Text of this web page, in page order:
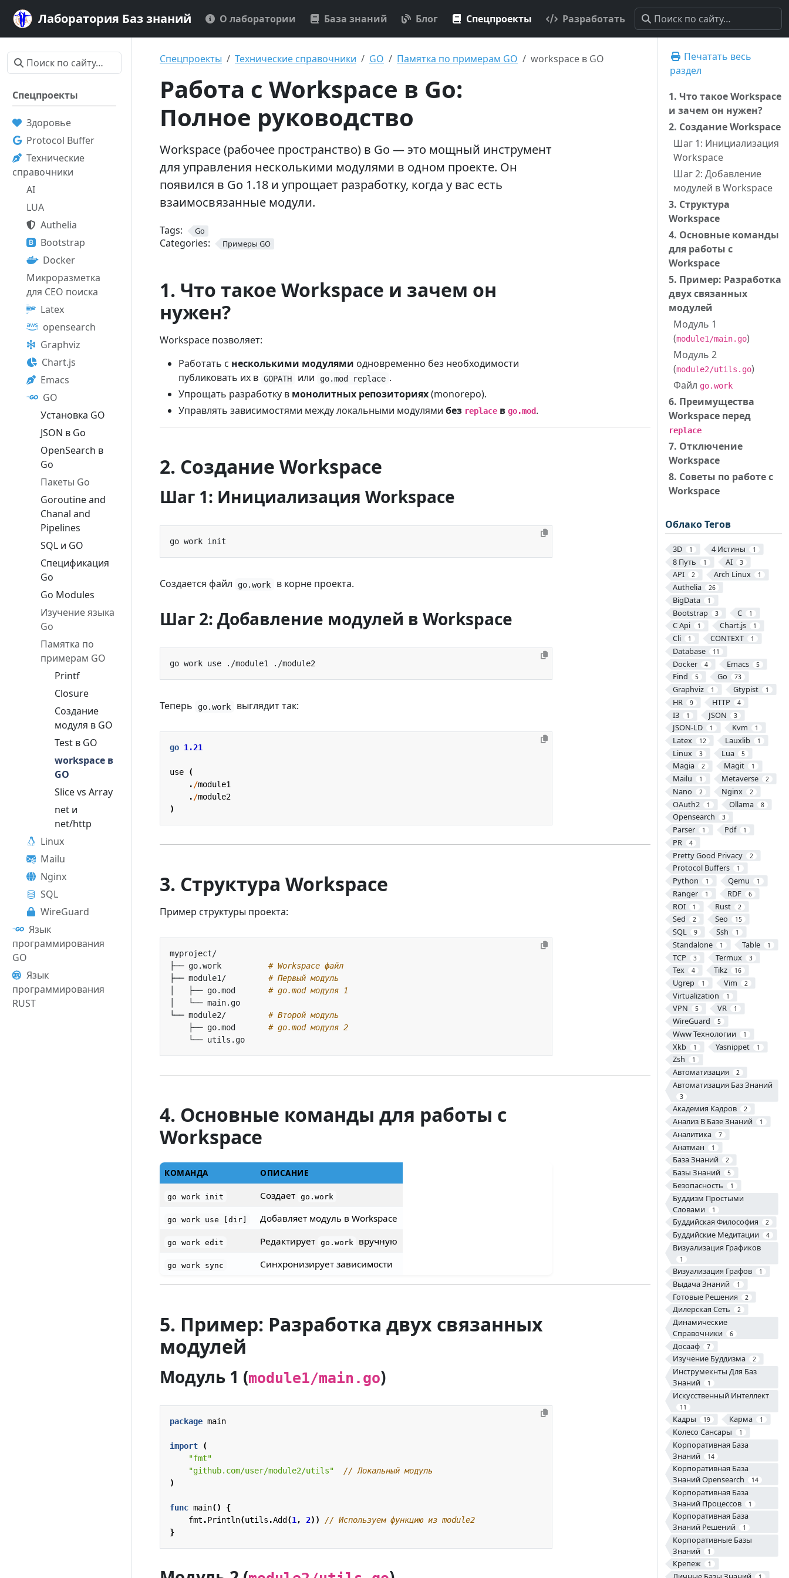
Лаборатория Баз знаний О лаборатории База знаний Блог Спецпроекты Разработать
Спецпроекты
Здоровье
Protocol Buffer
Технические
справочники
AI
LUA
Authelia
Bootstrap
Docker
Микроразметка
для СЕО поиска
Latex
opensearch
Graphviz
Chart.js
Emacs
GO
Установка GO
JSON в Go
OpenSearch в
Go
Пакеты Go
Goroutine and
Chanal and
Pipelines
SQL и GO
Спецификация
Go
Go Modules
Изучение языка
Go
Памятка по
примерам GO
Printf
Closure
Создание
модуля в GO
Test в GO
workspace в
GO
Slice vs Array
net и
net/http
Linux
Mailu
Nginx
SQL
WireGuard
Язык
программирования
GO
Язык
программирования
RUST
Печатать весь
раздел
1. Что такое Workspace
и зачем он нужен?
2. Создание Workspace
Шаг 1: Инициализация
Workspace
Шаг 2: Добавление
модулей в Workspace
3. Структура
Workspace
4. Основные команды
для работы с
Workspace
5. Пример: Разработка
двух связанных
модулей
Модуль 1
(module1/main.go)
Модуль 2
(module2/utils.go)
Файл go.work
6. Преимущества
Workspace перед
replace
7. Отключение
Workspace
8. Советы по работе с
Workspace
Облако Тегов
3D 1 4 Истины 1
8 Путь 1 AI 3
API 2 Arch Linux 1
Authelia 26
BigData 1
Bootstrap 3 C 1
C Api 1 Chart.js 1
Cli 1 CONTEXT 1
Database 11
Docker 4 Emacs 5
Find 5 Go 73
Graphviz 1 Gtypist 1
HR 9 HTTP 4
I3 1 JSON 3
JSON-LD 1 Kvm 1
Latex 12 Lauxlib 1
Linux 3 Lua 5
Magia 2 Magit 1
Mailu 1 Metaverse 2
Nano 2 Nginx 2
OAuth2 1 Ollama 8
Opensearch 3
Parser 1 Pdf 1
PR 4
Pretty Good Privacy 2
Protocol Buffers 1
Python 1 Qemu 1
Ranger 1 RDF 6
ROI 1 Rust 2
Sed 2 Seo 15
SQL 9 Ssh 1
Standalone 1 Table 1
TCP 3 Termux 3
Tex 4 Tikz 16
Ugrep 1 Vim 2
Virtualization 1
VPN 5 VR 1
WireGuard 5
Www Технологии 1
Xkb 1 Yasnippet 1
Zsh 1
Автоматизация 2
Автоматизация Баз Знаний
3
Академия Кадров 2
Анализ В Базе Знаний 1
Аналитика 7
Анатман 1
База Знаний 2
Базы Знаний 5
Безопасность 1
Буддизм Простыми
Словами
1
Буддийская Философия 2
Буддийские Медитации 4
Визуализация Графиков
1
Визуализация Графов 1
Выдача Знаний 1
Готовые Решения 2
Дилерская Сеть 2
Динамические
Справочники
6
Досааф 7
Изучение Буддизма 2
Инструмекнты Для Баз
Знаний
1
Искусственный Интеллект
11
Кадры 19 Карма 1
Колесо Сансары 1
Корпоративная База
Знаний
14
Корпоративная База
Знаний Opensearch
14
Корпоративная База
Знаний Процессов
1
Корпоративная База
Знаний Решений
1
Корпоративные Базы
Знаний
1
Крепеж 1
Спецпроекты Технические справочники GO Памятка по примерам GO workspace в GO
Работа с Workspace в Go:
Полное руководство
Workspace (рабочее пространство) в Go — это мощный инструмент
для управления несколькими модулями в одном проекте. Он
появился в Go 1.18 и упрощает разработку, когда у вас есть
взаимосвязанные модули.
Tags: Go
Categories: Примеры GO
1. Что такое Workspace и зачем он
нужен?
Workspace позволяет:
Работать с несколькими модулями одновременно без необходимости
публиковать их в GOPATH или go.mod replace .
Упрощать разработку в монолитных репозиториях(monorepo).
Управлять зависимостями между локальными модулями без replace в go.mod.
2. Создание Workspace
Шаг 1: Инициализация Workspace
Создается файл go.work в корне проекта.
Шаг 2: Добавление модулей в Workspace
Теперь go.work выглядит так:
go 1.21
use
(
./module1
./module2
)
3. Структура Workspace
Пример структуры проекта:
├── go.work # Workspace файл
├── module1/ # Первый модуль
│   ├── go.mod # go.mod модуля 1
└── module2/ # Второй модуль
    ├── go.mod
# go.mod модуля 2
4. Основные команды для работы с
Workspace
КОМАНДА ОПИСАНИЕ
go work init Создает go.work
go work use [dir] Добавляет модуль в Workspace
go work edit Редактирует go.work вручную
go work sync Синхронизирует зависимости
5. Пример: Разработка двух связанных
модулей
Модуль 1 (module1/main.go)
package main
import
(
"fmt"
"github.com/user/module2/utils"
// Локальный модуль
)
func main()
{
fmt .Println(utils .Add (1, 2))
// Используем функцию из module2
}